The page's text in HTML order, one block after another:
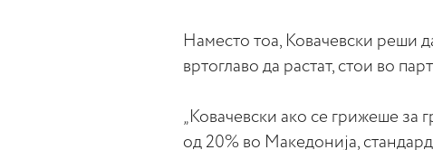
Наместо тоа, Ковачевски реши
вртоглаво да растат, стои во
„Ковачевски ако се грижеше
од 20% во Македонија,